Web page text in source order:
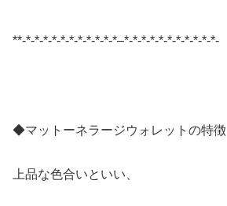
**-*-*-*-*-*-*-*-*-*-*-*–*-*-*-*-*-*-*-*-*-*-*-
◆マットーネラージウォレットの特徴
上品な色合いといい、